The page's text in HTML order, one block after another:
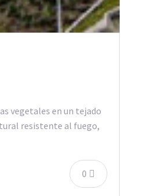
vegetales en un tejado
resistente al fuego,
0